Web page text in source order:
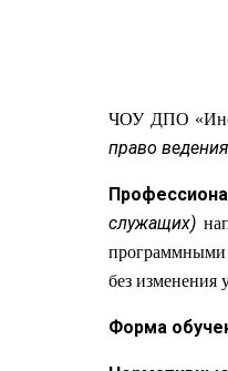
ЧОУ ДПО
право
служащих)
программными
без изменения
Форма